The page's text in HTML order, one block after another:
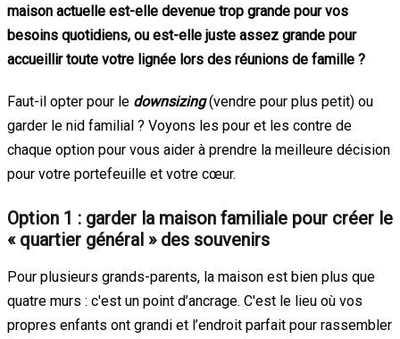
maison actuelle est-elle devenue trop grande pour vos
besoins quotidiens, ou est-elle juste assez grande pour
accueillir toute votre lignée lors des réunions de famille ?
Faut-il opter pour le downsizing(vendre pour plus petit) ou
garder le nid familial ? Voyons les pour et les contre de
chaque option pour vous aider à prendre la meilleure décision
pour votre portefeuille et votre cœur.
Option 1 : garder la maison familiale pour créer le
« quartier général » des souvenirs
Pour plusieurs grands-parents, la maison est bien plus que
quatre murs : c'est un point d’ancrage. C'est le lieu où vos
propres enfants ont grandi et l’endroit parfait pour rassembler